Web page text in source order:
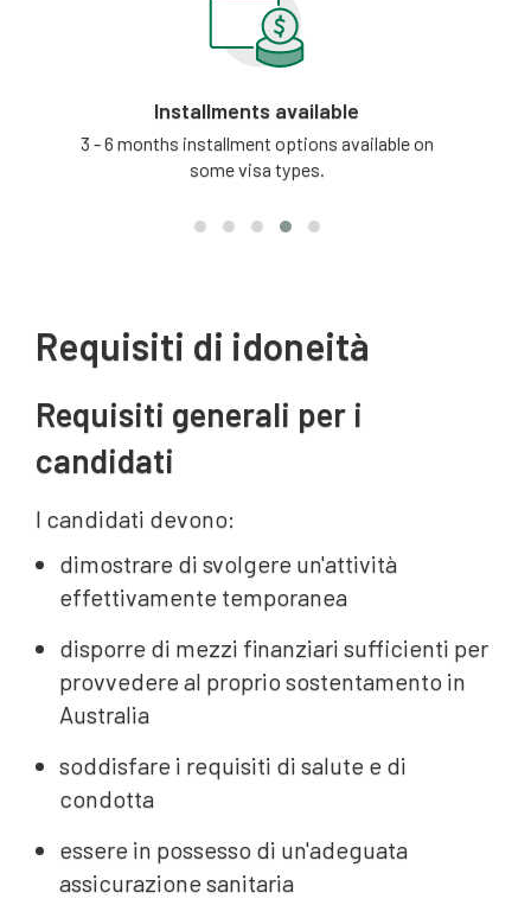
Installments available
3 - 6 months installment options available on
some visa types.
Requisiti di idoneità
Requisiti generali per i
candidati
I candidati devono:
dimostrare di svolgere un'attività
effettivamente temporanea
disporre di mezzi finanziari sufficienti per
provvedere al proprio sostentamento in
Australia
soddisfare i requisiti di salute e di
condotta
essere in possesso di un'adeguata
assicurazione sanitaria